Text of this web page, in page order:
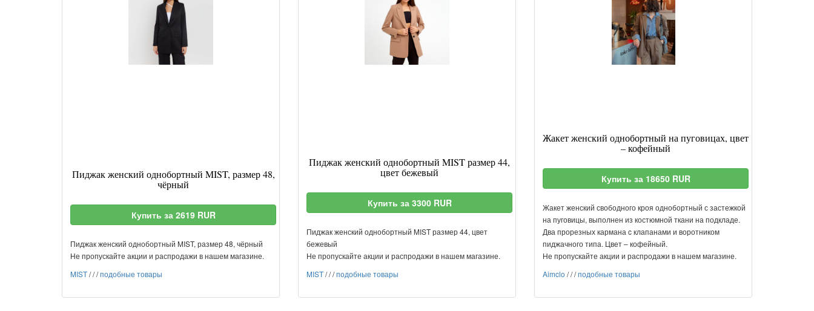
Пиджак женский однобортный MIST, размер 48,
чёрный
Купить за 2619 RUR
Пиджак женский однобортный MIST, размер 48, чёрный
Не пропускайте акции и распродажи в нашем магазине.
MIST///подобные товары
Пиджак женский однобортный MIST размер 44,
цвет бежевый
Купить за 3300 RUR
Пиджак женский однобортный MIST размер 44, цвет
бежевый
Не пропускайте акции и распродажи в нашем магазине.
MIST///подобные товары
Жакет женский однобортный на пуговицах, цвет
– кофейный
Купить за 18650 RUR
Жакет женский свободного кроя однобортный с застежкой
на пуговицы, выполнен из костюмной ткани на подкладе.
Два прорезных кармана c клапанами и воротником
пиджачного типа. Цвет – кофейный.
Не пропускайте акции и распродажи в нашем магазине.
Aimclo ///подобные товары